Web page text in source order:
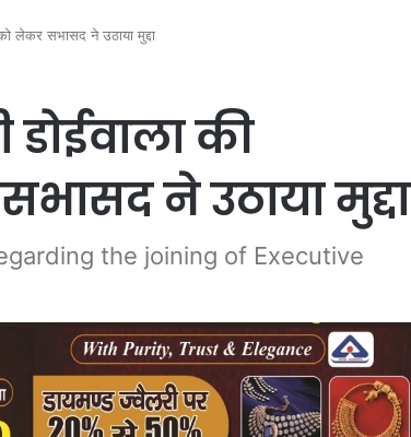
लेकर सभासद ने उठाया मुद्दा
की
ने उठाया मुद्दा
the joining of Executive